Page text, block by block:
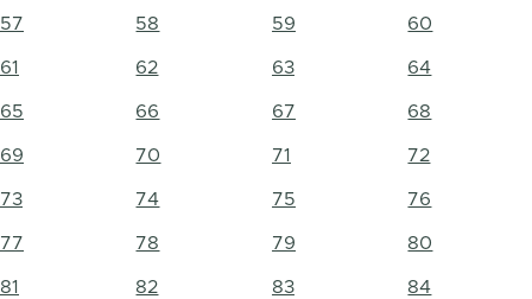
57 58 59 60
61 62 63 64
65 66 67 68
69 70 71 72
73 74 75 76
77 78 79 80
81 82 83 84